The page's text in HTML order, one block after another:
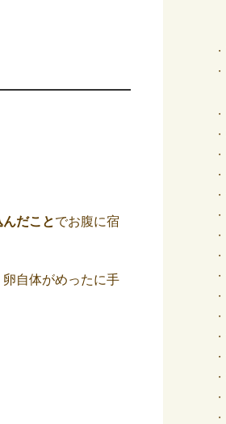
だことでお腹に宿
自体がめったに手